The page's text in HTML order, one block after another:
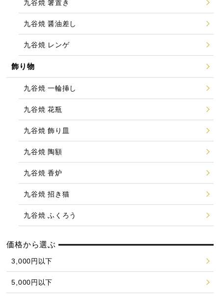
九谷焼 箸置き
九谷焼 醤油差し
九谷焼 レンゲ
飾り物
九谷焼 一輪挿し
九谷焼 花瓶
九谷焼 飾り皿
九谷焼 陶額
九谷焼 香炉
九谷焼 招き猫
九谷焼 ふくろう
価格から選ぶ
3,000円以下
5,000円以下